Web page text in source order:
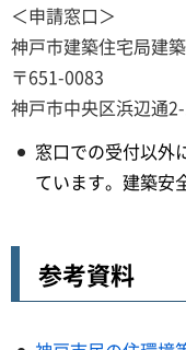
＜申請窓口＞
神戸市建築住宅局建
〒651-0083
神戸市中央区浜辺通
窓口での受付以外
ています。建築安
参考資料